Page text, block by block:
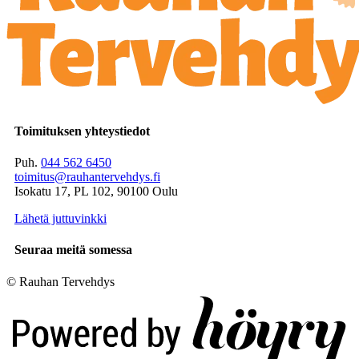
Toimituksen yhteystiedot
Puh. 044 562 6450
toimitus@rauhantervehdys.fi
Isokatu 17, PL 102, 90100 Oulu
Lähetä juttuvinkki
Seuraa meitä somessa
© Rauhan Tervehdys